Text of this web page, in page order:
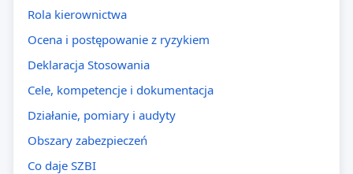
Rola kierownictwa
Ocena i postępowanie z ryzykiem
Deklaracja Stosowania
Cele, kompetencje i dokumentacja
Działanie, pomiary i audyty
Obszary zabezpieczeń
Co daje SZBI